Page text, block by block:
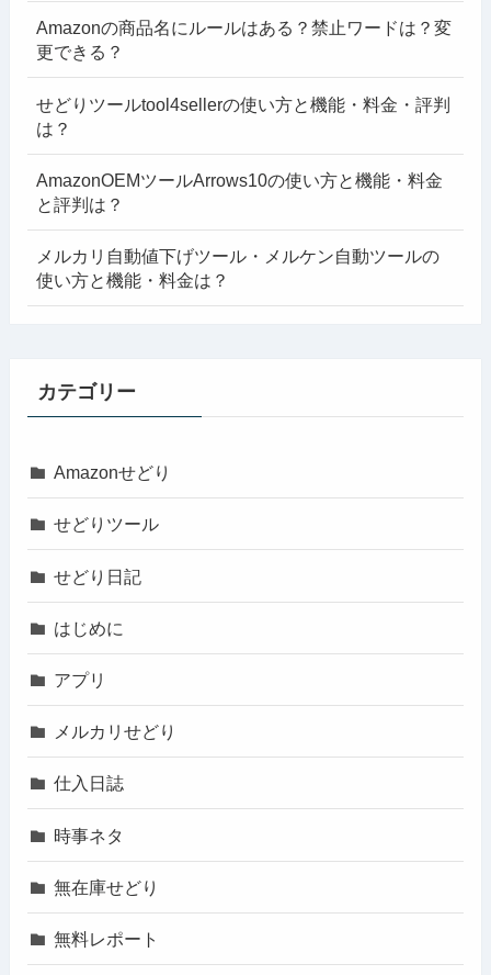
Amazonの商品名にルールはある？禁止ワードは？変
更できる？
せどりツールtool4sellerの使い方と機能・料金・評判
は？
AmazonOEMツールArrows10の使い方と機能・料金
と評判は？
メルカリ自動値下げツール・メルケン自動ツールの
使い方と機能・料金は？
カテゴリー
Amazonせどり
せどりツール
せどり日記
はじめに
アプリ
メルカリせどり
仕入日誌
時事ネタ
無在庫せどり
無料レポート